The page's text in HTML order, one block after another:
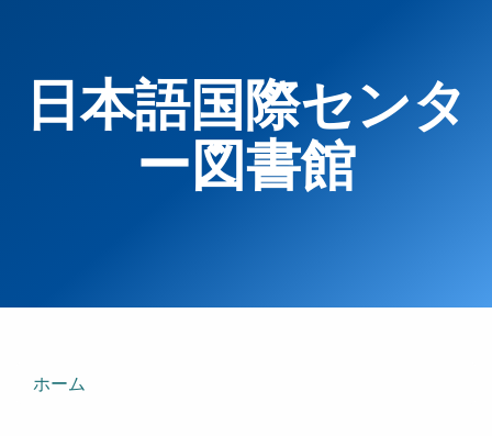
日本語国際センタ
ー図書館
ホーム